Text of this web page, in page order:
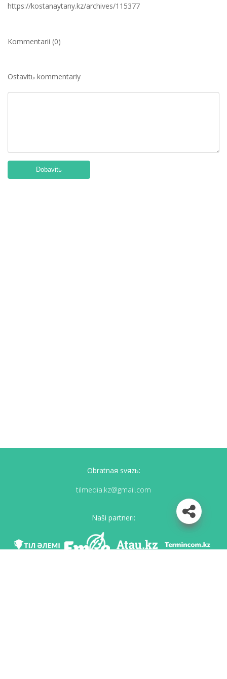
https://kostanaytany.kz/archives/115377
Kommentarii (0)
Ostavitь kommentariy
Dobavitь
Obratnaя svяzь:
tilmedia.kz@gmail.com
Naši partnerı: